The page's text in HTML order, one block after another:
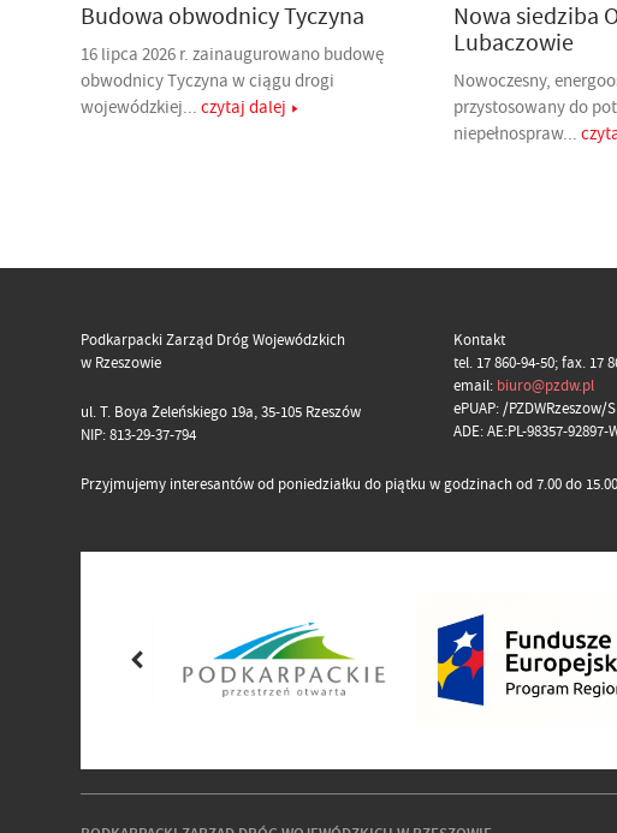
Budowa obwodnicy Tyczyna
16 lipca 2026 r. zainaugurowano budowę
obwodnicy Tyczyna w ciągu drogi
wojewódzkiej... czytaj dalej
Nowa siedziba
Lubaczowie
Nowoczesny,
przystosowany do
niepełnospraw...
Podkarpacki Zarząd Dróg Wojewódzkich
w Rzeszowie
ul. T. Boya Żeleńskiego 19a, 35-105 Rzeszów
NIP: 813-29-37-794
Kontakt
tel. 17 860-94-50; fax. 17
email: biuro@pzdw.pl
ePUAP: /PZDWRzeszow/
ADE: AE:PL-98357-92897-
Przyjmujemy interesantów od poniedziałku do piątku w godzinach od 7.00 do 15.00